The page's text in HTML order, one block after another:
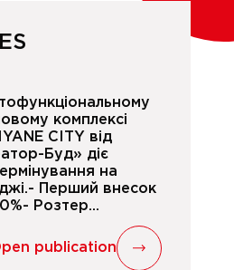
комплексі
CITY від
Буд» діє
на
Перший внесок
Розтер...
publication